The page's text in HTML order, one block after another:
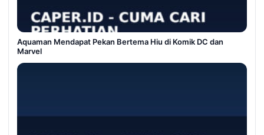
Aquaman Mendapat Pekan Bertema Hiu di Komik DC dan
Marvel